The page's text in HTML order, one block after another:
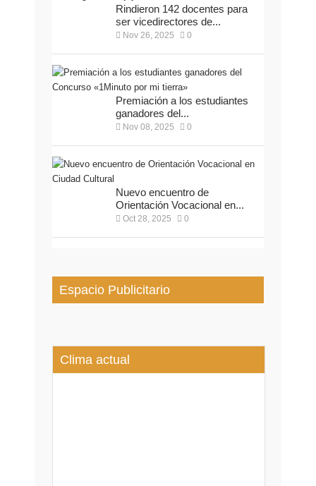
Rindieron 142 docentes para
ser vicedirectores de...
Nov 26, 2025 0
Premiación a los estudiantes
ganadores del...
Nov 08, 2025 0
Nuevo encuentro de
Orientación Vocacional en...
Oct 28, 2025 0
Espacio Publicitario
Clima actual